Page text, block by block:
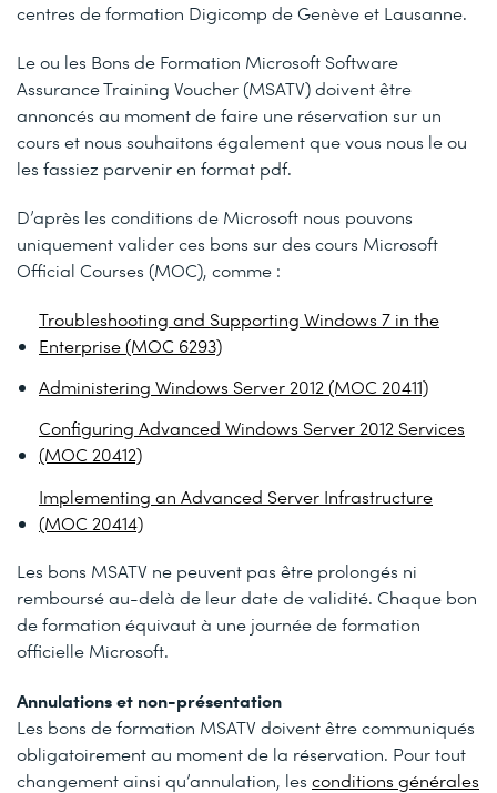
centres de formation Digicomp de Genève et Lausanne.
Le ou les Bons de Formation Microsoft Software
Assurance Training Voucher (MSATV) doivent être
annoncés au moment de faire une réservation sur un
cours et nous souhaitons également que vous nous le ou
les fassiez parvenir en format pdf.
D’après les conditions de Microsoft nous pouvons
uniquement valider ces bons sur des cours Microsoft
Official Courses (MOC), comme :
Troubleshooting and Supporting Windows 7 in the
Enterprise (MOC 6293)
Administering Windows Server 2012 (MOC 20411)
Configuring Advanced Windows Server 2012 Services
(MOC 20412)
Implementing an Advanced Server Infrastructure
(MOC 20414)
Les bons MSATV ne peuvent pas être prolongés ni
remboursé au-delà de leur date de validité. Chaque bon
de formation équivaut à une journée de formation
officielle Microsoft.
Annulations et non-présentation
Les bons de formation MSATV doivent être communiqués
obligatoirement au moment de la réservation. Pour tout
changement ainsi qu’annulation, les conditions générales